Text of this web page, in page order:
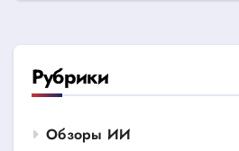
Рубрики
Обзоры ИИ